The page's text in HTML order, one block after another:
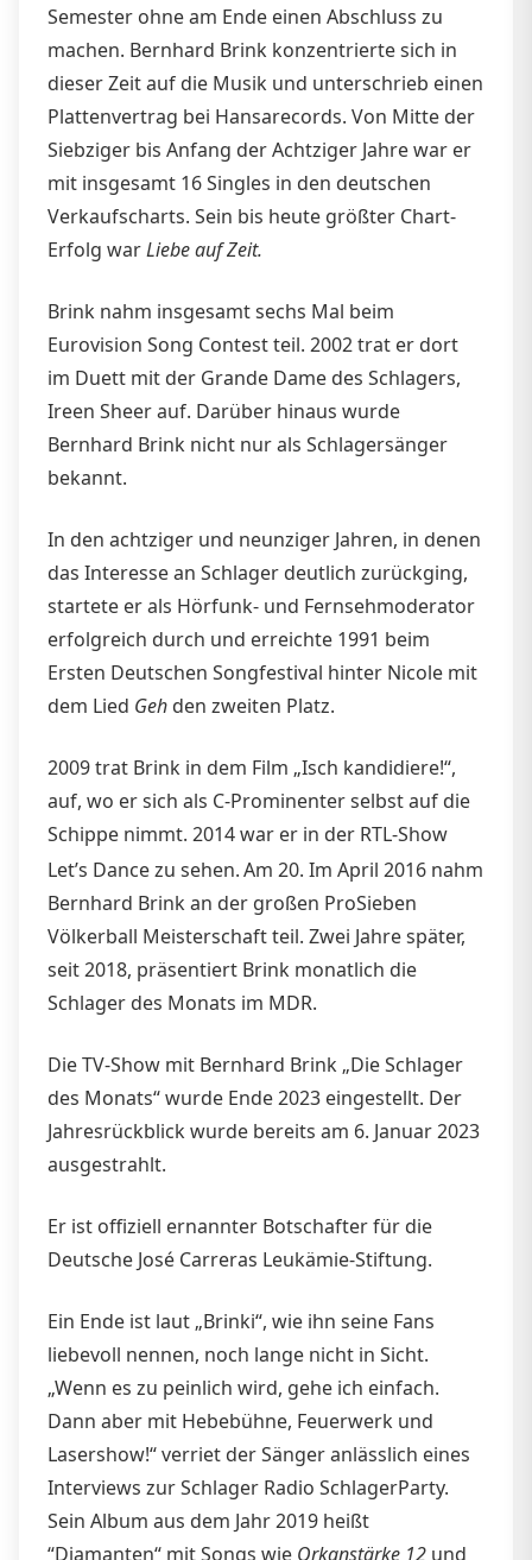
Semester ohne am Ende einen Abschluss zu
machen. Bernhard Brink konzentrierte sich in
dieser Zeit auf die Musik und unterschrieb einen
Plattenvertrag bei Hansarecords. Von Mitte der
Siebziger bis Anfang der Achtziger Jahre war er
mit insgesamt 16 Singles in den deutschen
Verkaufscharts. Sein bis heute größter Chart-
Erfolg warLiebe auf Zeit.
Brink nahm insgesamt sechs Mal beim
Eurovision Song Contest teil. 2002 trat er dort
im Duett mit der Grande Dame des Schlagers,
Ireen Sheer auf. Darüber hinaus wurde
Bernhard Brink nicht nur als Schlagersänger
bekannt.
In den achtziger und neunziger Jahren, in denen
das Interesse an Schlager deutlich zurückging,
startete er als Hörfunk- und Fernsehmoderator
erfolgreich durch und erreichte 1991 beim
Ersten Deutschen Songfestival hinter Nicole mit
dem Lied Geh den zweiten Platz.
2009 trat Brink in dem Film „Isch kandidiere!“,
auf, wo er sich als C-Prominenter selbst auf die
Schippe nimmt. 2014 war er in der RTL-Show
Let’s Dance zu sehen.Am 20. Im April 2016 nahm
Bernhard Brink an der großen ProSieben
Völkerball Meisterschaft teil. Zwei Jahre später,
seit 2018, präsentiert Brink monatlich die
Schlager des Monats im MDR.
Die TV-Show mit Bernhard Brink „Die Schlager
des Monats“ wurde Ende 2023 eingestellt. Der
Jahresrückblick wurde bereits am 6. Januar 2023
ausgestrahlt.
Er ist offiziell ernannter Botschafter für die
Deutsche José Carreras Leukämie-Stiftung.
Ein Ende ist laut „Brinki“, wie ihn seine Fans
liebevoll nennen, noch lange nicht in Sicht.
„Wenn es zu peinlich wird, gehe ich einfach.
Dann aber mit Hebebühne, Feuerwerk und
Lasershow!“ verriet der Sänger anlässlich eines
Interviews zur Schlager Radio SchlagerParty.
Sein Album aus dem Jahr 2019 heißt
“Diamanten“ mit Songs wie Orkanstärke 12 und